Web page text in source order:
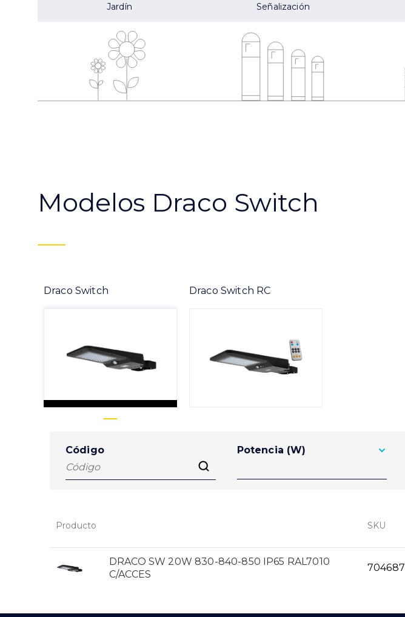
Jardín Señalización
Modelos Draco Switch
Draco Switch Draco Switch RC
Código Potencia (W)
Producto SKU
DRACO SW 20W 830-840-850 IP65 RAL7010
C/ACCES
704687